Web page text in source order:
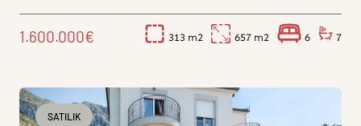
1.600.000€ 313 657 6 7
SATILIK